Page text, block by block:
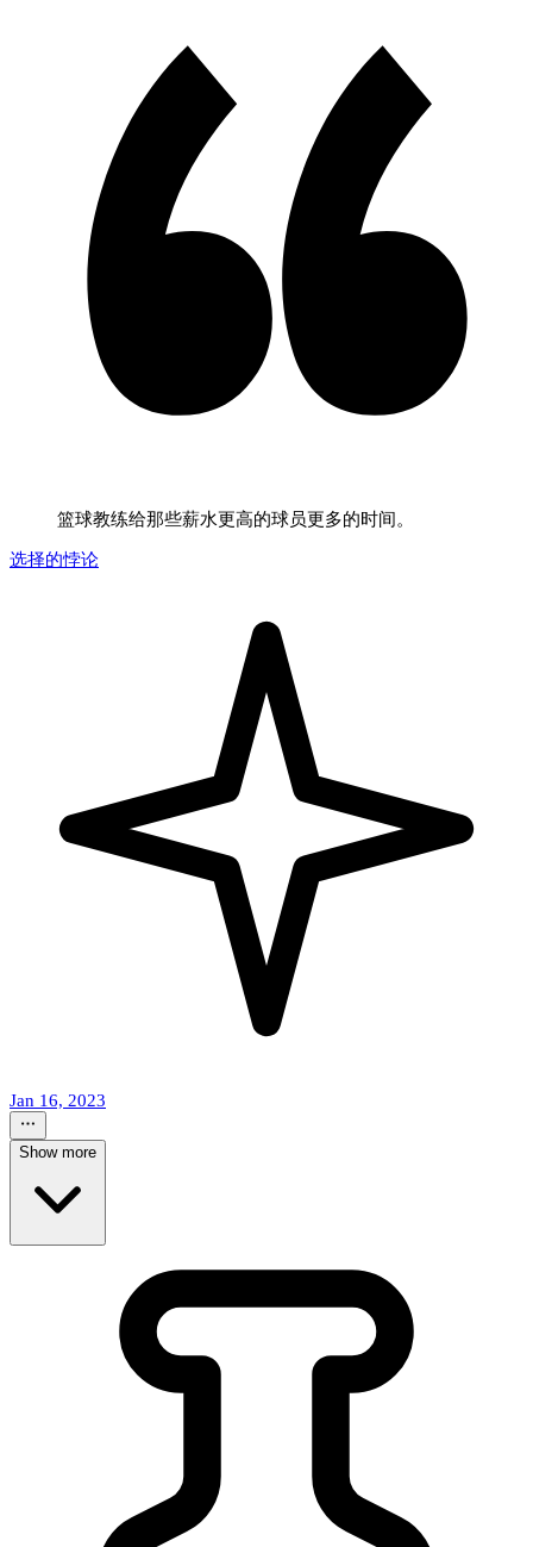
篮球教练给那些薪水更高的球员更多的时间。
选择的悖论
Jan 16, 2023
Show more